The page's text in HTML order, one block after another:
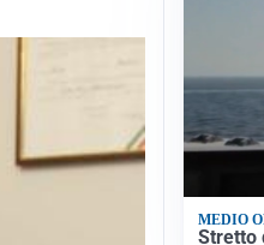
MEDIO
Stretto